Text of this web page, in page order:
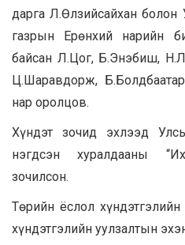
дарга Л.Өлзийсайхан
газрын Ерөнхий нарийн
байсан Л.Цог, Б.Энэбиш,
Ц.Шаравдорж,
нар оролцов.
Хүндэт зочид эхлээд
нэгдсэн хуралдааны
зочилсон.
Төрийн ёслол
хүндэтгэлийн уулзалтын